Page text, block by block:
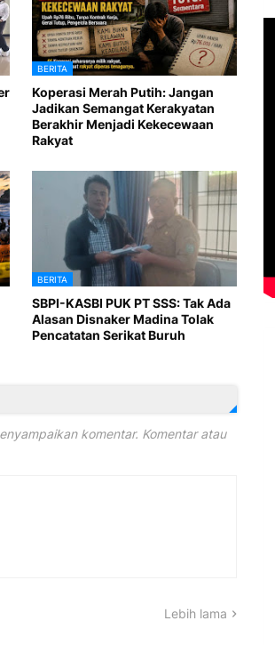
BERITA
Koperasi Merah Putih: Jangan
Jadikan Semangat Kerakyatan
Berakhir Menjadi Kekecewaan
Rakyat
BERITA
SBPI-KASBI PUK PT SSS: Tak Ada
Alasan Disnaker Madina Tolak
Pencatatan Serikat Buruh
komentar. Komentar atau
Lebih lama